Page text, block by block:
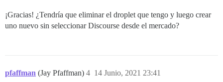
¡Gracias! ¿Tendría que eliminar el droplet que tengo y luego crear
uno nuevo sin seleccionar Discourse desde el mercado?
pfaffman (Jay Pfaffman) 14 Junio, 2021 23:41
4